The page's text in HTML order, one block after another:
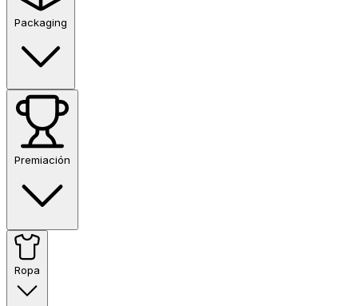
Packaging
Premiación
Ropa